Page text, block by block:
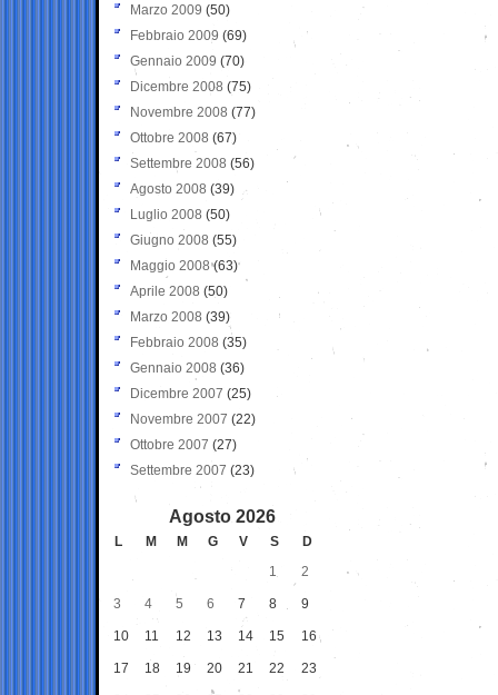
Marzo 2009 (50)
Febbraio 2009 (69)
Gennaio 2009 (70)
Dicembre 2008 (75)
Novembre 2008 (77)
Ottobre 2008 (67)
Settembre 2008 (56)
Agosto 2008 (39)
Luglio 2008 (50)
Giugno 2008 (55)
Maggio 2008(63)
Aprile 2008 (50)
Marzo 2008 (39)
Febbraio 2008 (35)
Gennaio 2008 (36)
Dicembre 2007 (25)
Novembre 2007 (22)
Ottobre 2007 (27)
Settembre 2007 (23)
Agosto 2026
L M M G V S
D
1
2
3 4 5 6 7 8 9
10 11 12 13 14 15 16
17 18 19 20 21 22 23